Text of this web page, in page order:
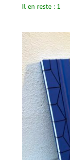
Il en reste : 1